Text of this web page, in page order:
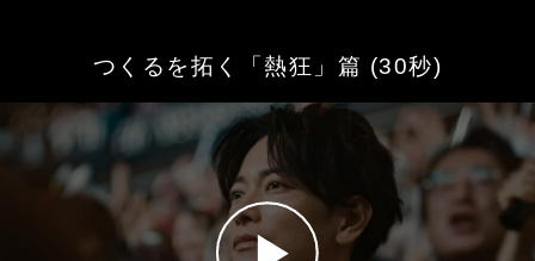
つくるを拓く「熱狂」篇 (30秒)